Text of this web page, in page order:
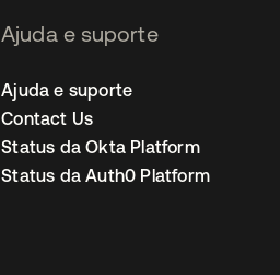
Ajuda e suporte
Ajuda e suporte
Contact Us
Status da Okta Platform
Status da Auth0 Platform